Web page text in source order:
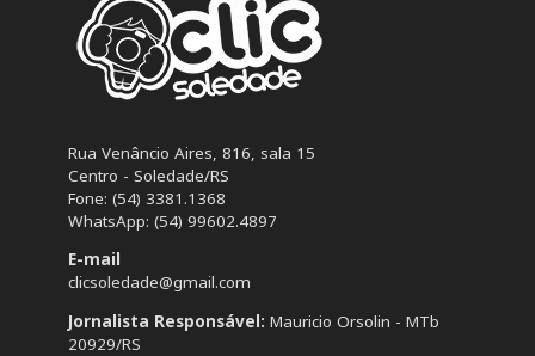
Rua Venâncio Aires, 816, sala 15
Centro - Soledade/RS
Fone: (54) 3381.1368
WhatsApp: (54) 99602.4897
E-mail
clicsoledade@gmail.com
Jornalista Responsável: Mauricio Orsolin - MTb
20929/RS